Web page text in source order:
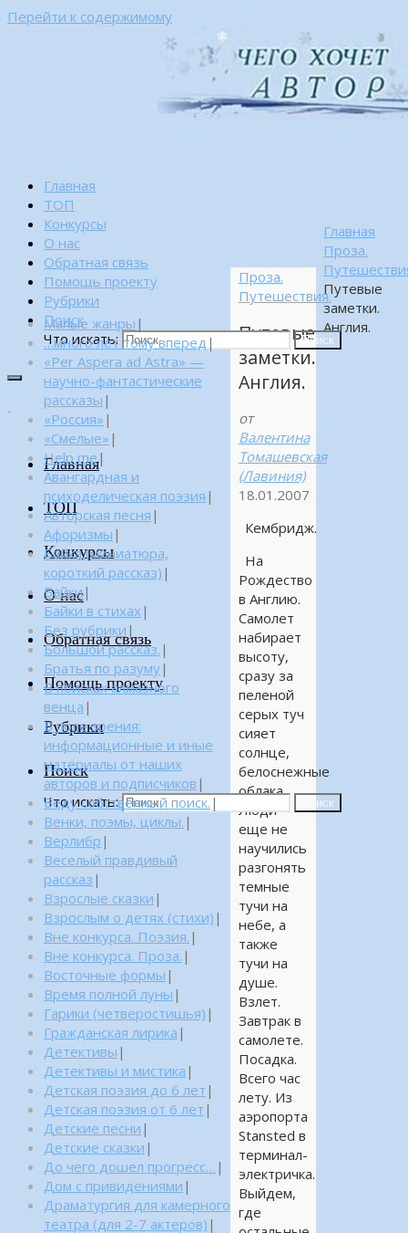
Перейти к содержимому
Главная
ТОП
Конкурсы
О нас
Обратная связь
Помощь проекту
Рубрики
Поиск
Что искать:
Поиск
Главная
ТОП
Конкурсы
О нас
Обратная связь
Помощь проекту
Рубрики
Поиск
Что искать: Поиск
Главная
Проза.
Путевые
заметки.
Англия.
Проза.
Путешествия.
Путевые
заметки.
Англия.
от
Валентина
Томашевская
(Лавиния)
18.01.2007
Кембридж.
На
Рождество
в Англию.
Самолет
набирает
высоту,
сразу за
пеленой
серых туч
сияет
солнце,
белоснежные
облака.
Люди
еще не
научились
разгонять
темные
тучи на
небе, а
также
тучи на
душе.
Взлет.
Завтрак в
самолете.
Посадка.
Всего час
лету. Из
аэропорта
Stanstеd в
терминал-
электричка.
Выйдем,
где
Малые жанры |
…много лет тому вперед |
«Per Aspera ad Astra» —
научно-фантастические
рассказы |
«Россия» |
«Смелые» |
Help me|
Авангардная и
психоделическая поэзия |
Авторская песня |
Афоризмы |
Байка (миниатюра,
короткий рассказ) |
Байки|
Байки в стихах |
Без рубрики |
Большой рассказ. |
Братья по разуму|
В поисках алмазного
венца |
В поле зрения:
информационные и иные
материалы от наших
авторов и подписчиков |
Веду собственный поиск. |
Венки, поэмы, циклы. |
Верлибр |
Веселый правдивый
рассказ |
Взрослые сказки |
Взрослым о детях (стихи) |
Вне конкурса. Поэзия. |
Вне конкурса. Проза. |
Восточные формы |
Время полной луны |
Гарики (четверостишья) |
Гражданская лирика |
Детективы |
Детективы и мистика |
Детская поэзия до 6 лет |
Детская поэзия от 6 лет |
Детские песни |
Детские сказки |
До чего дошел прогресс… |
Дом с привидениями |
Драматургия для камерного
театра (для 2-7 актеров) |